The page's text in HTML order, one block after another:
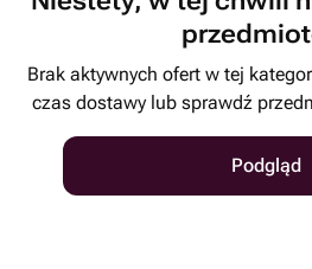
Brak aktywnych ofert w tej
czas dostawy lub sprawdź
Podgląd